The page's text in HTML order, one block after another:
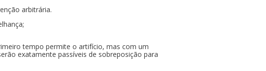
arbitrária.
tempo permite o artifício, mas com um
exatamente passíveis de sobreposição para